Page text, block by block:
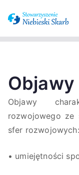
Objawy
Objawy
rozwojowego ze
sfer rozwojowych:
• umiejętności